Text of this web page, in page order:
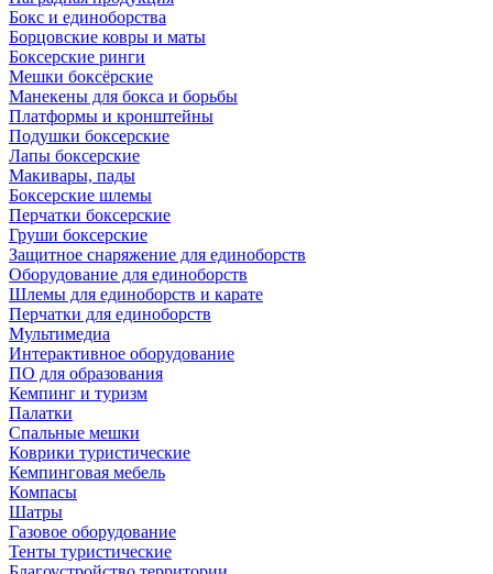
Бокс и единоборства
Борцовские ковры и маты
Боксерские ринги
Мешки боксёрские
Манекены для бокса и борьбы
Платформы и кронштейны
Подушки боксерские
Лапы боксерские
Макивары, пады
Боксерские шлемы
Перчатки боксерские
Груши боксерские
Защитное снаряжение для единоборств
Оборудование для единоборств
Шлемы для единоборств и карате
Перчатки для единоборств
Мультимедиа
Интерактивное оборудование
ПО для образования
Кемпинг и туризм
Палатки
Спальные мешки
Коврики туристические
Кемпинговая мебель
Компасы
Шатры
Газовое оборудование
Тенты туристические